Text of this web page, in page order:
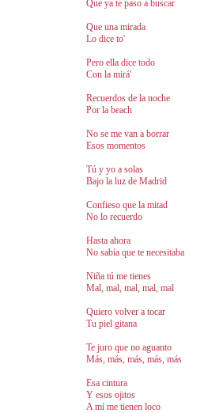
Que ya te paso a buscar
Que una mirada
Lo dice to'
Pero ella dice todo
Con la mirá'
Recuerdos de la noche
Por la beach
No se me van a borrar
Esos momentos
Tú y yo a solas
Bajo la luz de Madrid
Confieso que la mitad
No lo recuerdo
Hasta ahora
No sabía que te necesitaba
Niña tú me tienes
Mal, mal, mal, mal, mal
Quiero volver a tocar
Tu piel gitana
Te juro que no aguanto
Más, más, más, más, más
Esa cintura
Y esos ojitos
A mí me tienen loco